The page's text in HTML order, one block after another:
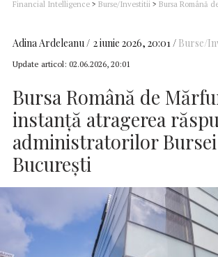
Financial Intelligence > Burse/Investitii > Bursa Română
Adina Ardeleanu 2 iunie 2026, 20:01 Burse/
Update articol: 02.06.2026, 20:01
Bursa Română de
instanță atragerea
administratorilor
București